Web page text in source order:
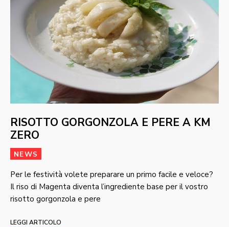
RISOTTO GORGONZOLA E PERE A KM
ZERO
NEWS
Per le festività volete preparare un primo facile e veloce?
Il riso di Magenta diventa l’ingrediente base per il vostro
risotto gorgonzola e pere
LEGGI ARTICOLO